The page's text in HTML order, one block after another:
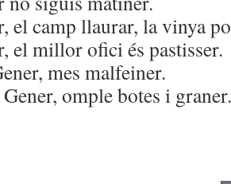
el camp llaurar, la vinya
el millor ofici és pastisser.
mes malfeiner.
omple botes i graner.